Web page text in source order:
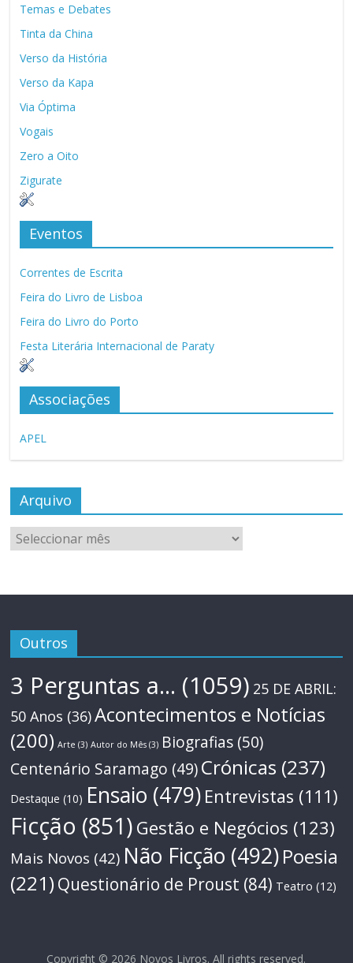
Temas e Debates
Tinta da China
Verso da História
Verso da Kapa
Via Óptima
Vogais
Zero a Oito
Zigurate
Eventos
Correntes de Escrita
Feira do Livro de Lisboa
Feira do Livro do Porto
Festa Literária Internacional de Paraty
Associações
APEL
Arquivo
Arquivo
Outros
3 Perguntas a... (1059) 25 DE ABRIL:
50 Anos (36)Acontecimentos e Notícias
(200) Arte (3) Autor do Mês (3) Biografias (50)
Centenário Saramago (49)Crónicas (237)
Destaque (10) Ensaio (479) Entrevistas (111)
Ficção (851) Gestão e Negócios (123)
Mais Novos (42) Não Ficção (492)Poesia
(221) Questionário de Proust (84) Teatro (12)
Copyright © 2026 Novos Livros. All rights reserved.